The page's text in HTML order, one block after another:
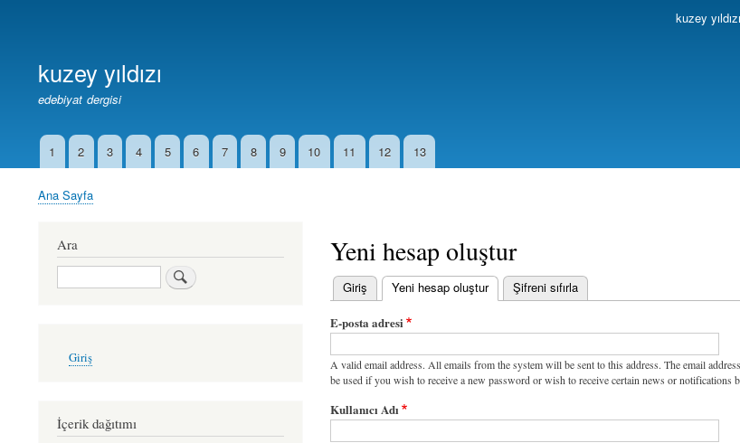
kuzey
kuzey yıldızı
edebiyat dergisi
İkincil1 2 3 4 5 6 7 8 9 10 11 12 13
Sayfa
Ana Sayfa
Yeni hesap oluştur
Birincil
sekmeler
Giriş Yeni hesap oluştur(etkin sekme)
Şifreni sıfırla
E-posta adresi
A valid email address. All emails from the system will be sent to this address. The email
be used if you wish to receive a new password or wish to receive certain news or notifications
Kullanıcı Adı
Ara
Ara
account
Giriş
İçerik dağıtımı